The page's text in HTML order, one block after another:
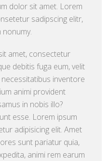
dolor sit amet. Lorem
sadipscing elitr,
nonumy.
amet, consectetur
debitis fuga eum, velit
inventore
animi provident
in nobis illo?
esse. Lorem ipsum
adipisicing elit. Amet
sunt pariatur quia,
animi rem earum